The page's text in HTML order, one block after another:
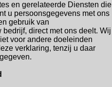
en gerelateerde Diensten die
u persoonsgegevens met ons
gebruik van
direct met ons deelt. Wij
voor andere doeleinden
verklaring, tenzij u daar